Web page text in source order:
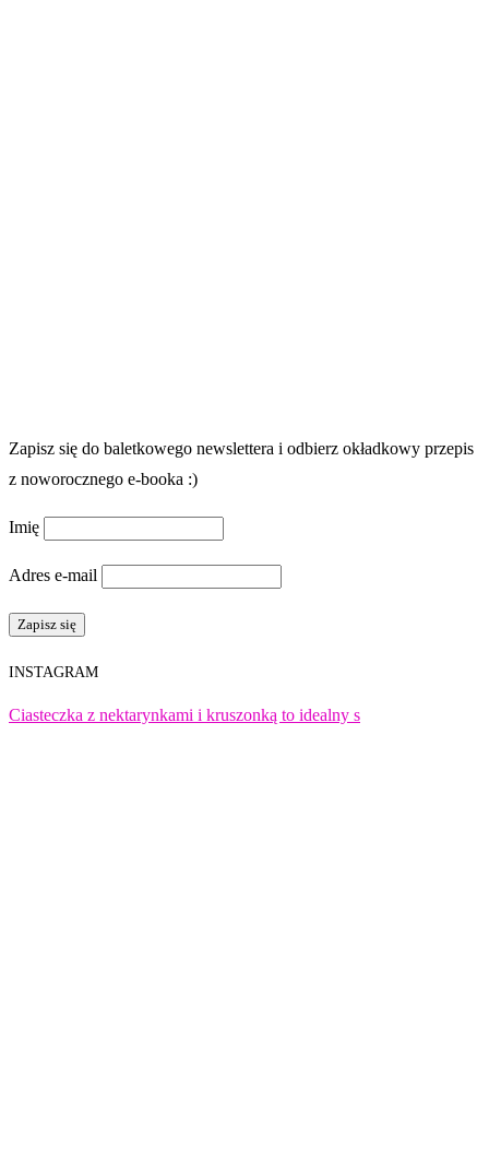
Zapisz się do baletkowego newslettera i odbierz okładkowy przepis
z noworocznego e-booka :)
Imię
Adres e-mail
INSTAGRAM
Ciasteczka z nektarynkami i kruszonką to idealny s